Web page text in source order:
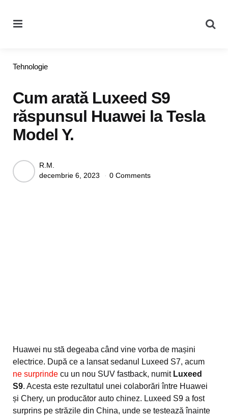
Categories
Tehnologie
Cum arată Luxeed S9
răspunsul Huawei la Tesla
Model Y.
Posted
by
R.M.
decembrie 6, 2023
0 Comments
Huawei nu stă degeaba când vine vorba de mașini
electrice. După ce a lansat sedanul Luxeed S7, acum
ne surprinde cu un nou SUV fastback, numit Luxeed
S9. Acesta este rezultatul unei colaborări între Huawei
și Chery, un producător auto chinez. Luxeed S9 a fost
surprins pe străzile din China, unde se testează înainte